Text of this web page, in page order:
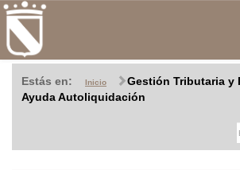
Estás en: Inicio
Gestión Tributaria y
Ayuda Autoliquidación